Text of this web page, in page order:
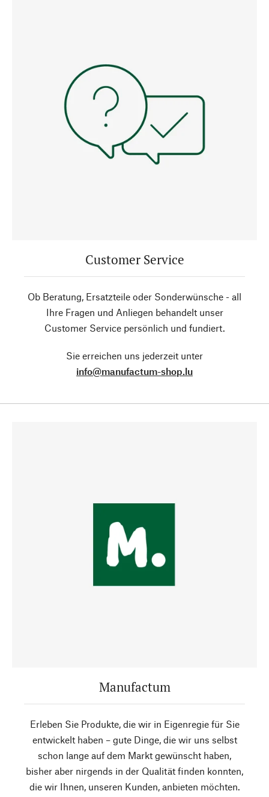
Customer Service
Ob Beratung, Ersatzteile oder Sonderwünsche - all
Ihre Fragen und Anliegen behandelt unser
Customer Service persönlich und fundiert.
Sie erreichen uns jederzeit unter
info@manufactum-shop.lu
Manufactum
Erleben Sie Produkte, die wir in Eigenregie für Sie
entwickelt haben – gute Dinge, die wir uns selbst
schon lange auf dem Markt gewünscht haben,
bisher aber nirgends in der Qualität finden konnten,
die wir Ihnen, unseren Kunden, anbieten möchten.